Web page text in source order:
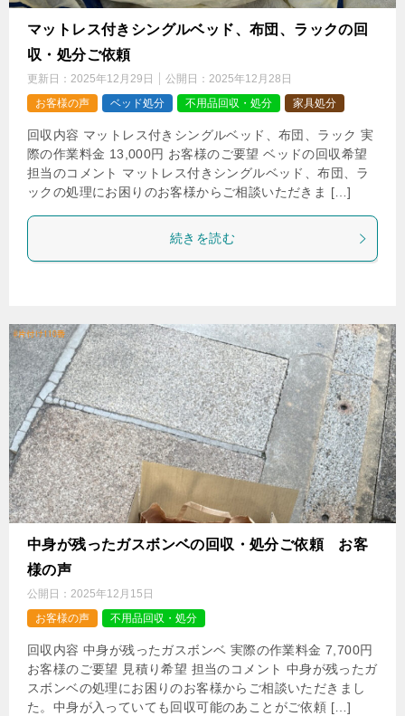
マットレス付きシングルベッド、布団、ラックの回
収・処分ご依頼
更新日： 2025年12月29日 公開日： 2025年12月28日
お客様の声
ベッド処分 不用品回収・処分 家具処分
回収内容 マットレス付きシングルベッド、布団、ラック 実
際の作業料金 13,000円 お客様のご要望 ベッドの回収希望
担当のコメント マットレス付きシングルベッド、布団、ラ
ックの処理にお困りのお客様からご相談いただきま […]
続きを読む
中身が残ったガスボンベの回収・処分ご依頼 お客
様の声
公開日： 2025年12月15日
お客様の声
不用品回収・処分
回収内容 中身が残ったガスボンベ 実際の作業料金 7,700円
お客様のご要望 見積り希望 担当のコメント 中身が残ったガ
スボンベの処理にお困りのお客様からご相談いただきまし
た。中身が入っていても回収可能のあことがご依頼 […]